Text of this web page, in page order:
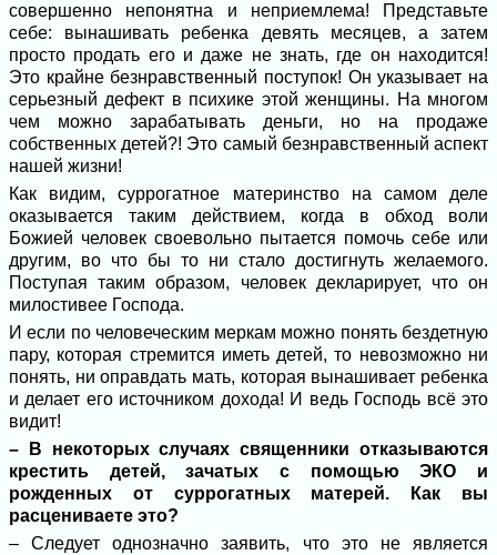
совершенно непонятна и неприемлема! Представьте
себе: вынашивать ребенка девять месяцев, а затем
просто продать его и даже не знать, где он находится!
Это крайне безнравственный поступок! Он указывает на
серьезный дефект в психике этой женщины. На многом
чем можно зарабатывать деньги, но на продаже
собственных детей?! Это самый безнравственный аспект
нашей жизни!
Как видим, суррогатное материнство на самом деле
оказывается таким действием, когда в обход воли
Божией человек своевольно пытается помочь себе или
другим, во что бы то ни стало достигнуть желаемого.
Поступая таким образом, человек декларирует, что он
милостивее Господа.
И если по человеческим меркам можно понять бездетную
пару, которая стремится иметь детей, то невозможно ни
понять, ни оправдать мать, которая вынашивает ребенка
и делает его источником дохода! И ведь Господь всё это
видит!
– В некоторых случаях священники отказываются
крестить детей, зачатых с помощью ЭКО и
рожденных от суррогатных матерей. Как вы
расцениваете это?
– Следует однозначно заявить, что это не является